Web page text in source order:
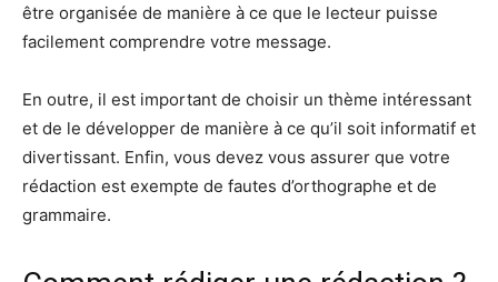
être organisée de manière à ce que le lecteur puisse
facilement comprendre votre message.
En outre, il est important de choisir un thème intéressant
et de le développer de manière à ce qu’il soit informatif et
divertissant. Enfin, vous devez vous assurer que votre
rédaction est exempte de fautes d’orthographe et de
grammaire.